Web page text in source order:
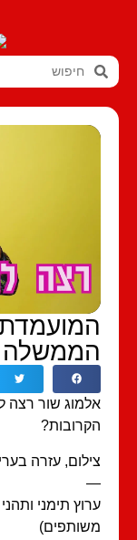
–
שור רצה
עזרה בעריכה
תימני ותהני –